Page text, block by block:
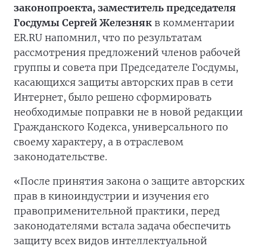
законопроекта, заместитель председателя
Госдумы Сергей Железняк в комментарии
ER.RU напомнил, что по результатам
рассмотрения предложений членов рабочей
группы и совета при Председателе Госдумы,
касающихся защиты авторских прав в сети
Интернет, было решено сформировать
необходимые поправки не в новой редакции
Гражданского Кодекса, универсального по
своему характеру, а в отраслевом
законодательстве.
«После принятия закона о защите авторских
прав в киноиндустрии и изучения его
правоприменительной практики, перед
законодателями встала задача обеспечить
защиту всех видов интеллектуальной